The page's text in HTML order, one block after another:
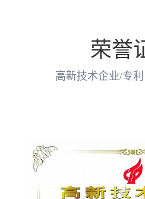
荣誉
高新技术企业/专